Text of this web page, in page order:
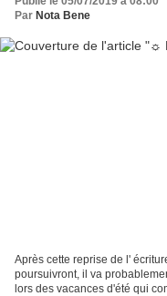
Par Nota Bene
Après cette reprise de l'
poursuivront, il va
lors des vacances d'été qui